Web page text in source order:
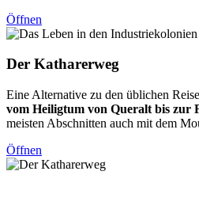
Öffnen
Der Katharerweg
Eine Alternative zu den üblichen
vom Heiligtum von Queralt bis zur
meisten Abschnitten auch mit dem
Öffnen